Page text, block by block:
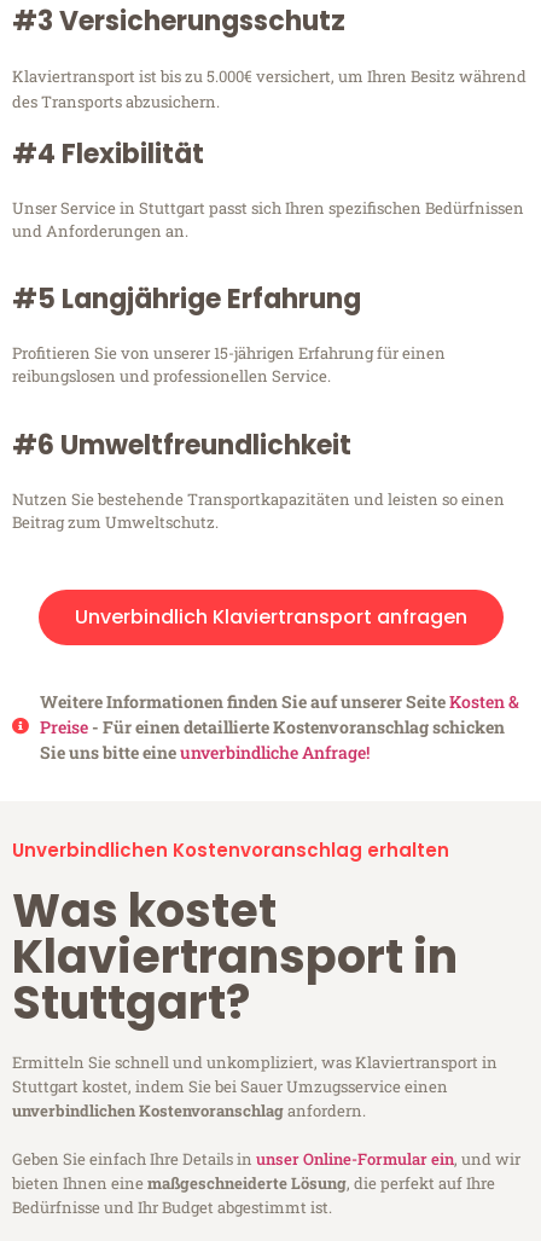
#3 Versicherungsschutz
Klaviertransport ist bis zu 5.000€ versichert, um Ihren Besitz während
des Transports abzusichern.
#4 Flexibilität
Unser Service in Stuttgart passt sich Ihren spezifischen Bedürfnissen
und Anforderungen an.
#5 Langjährige Erfahrung
Profitieren Sie von unserer 15-jährigen Erfahrung für einen
reibungslosen und professionellen Service.
#6 Umweltfreundlichkeit
Nutzen Sie bestehende Transportkapazitäten und leisten so einen
Beitrag zum Umweltschutz.
Unverbindlich Klaviertransport anfragen
Weitere Informationen finden Sie auf unserer SeiteKosten &
Preise- Für einen detaillierte Kostenvoranschlag schicken
Sie uns bitte eineunverbindliche Anfrage!
Unverbindlichen Kostenvoranschlag erhalten
Was kostet
Klaviertransport in
Stuttgart?
Ermitteln Sie schnell und unkompliziert, was Klaviertransport in
Stuttgart kostet, indem Sie bei Sauer Umzugsservice einen
unverbindlichen Kostenvoranschlaganfordern.
Geben Sie einfach Ihre Details in unser Online-Formular ein, und wir
bieten Ihnen einemaßgeschneiderte Lösung, die perfekt auf Ihre
Bedürfnisse und Ihr Budget abgestimmt ist.